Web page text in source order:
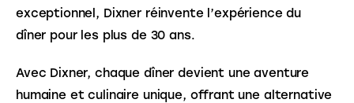
exceptionnel, Dixner réinvente l’expérience du
dîner pour les plus de 30 ans.
Avec Dixner, chaque dîner devient une aventure
humaine et culinaire unique, offrant une alternative